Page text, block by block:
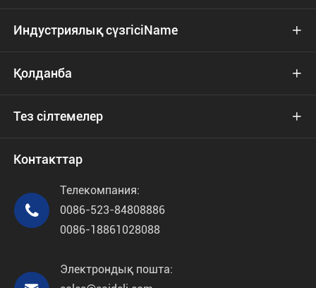
Индустриялық сүзгісіName 
Қолданба 
Тез сілтемелер 
Контакттар

Телекомпания:
0086-523-84808886
0086-18861028088
Электрондық пошта: